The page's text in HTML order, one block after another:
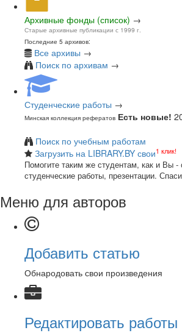
Архивные фонды (список) →
Старые архивные публикации с 1999 г.
Последние 5 архивов:
Все архивы →
Поиск по архивам →
Студенческие работы →
Минская коллекция рефератов Есть новые!
Поиск по учебным работам
Загрузить на LIBRARY.BY свои1 клик!
Помогите таким же студентам, как и Вы -
студенческие работы, презентации.
Меню для авторов
Добавить статью
Обнародовать свои произведения
Редактировать работы